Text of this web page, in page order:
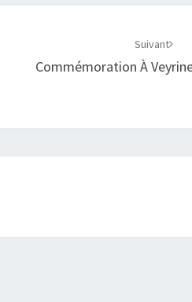
Suivant
Commémoration À